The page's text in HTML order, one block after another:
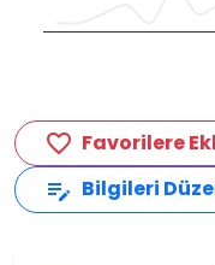
favorite_border Favorilere
edit_note Bilgileri